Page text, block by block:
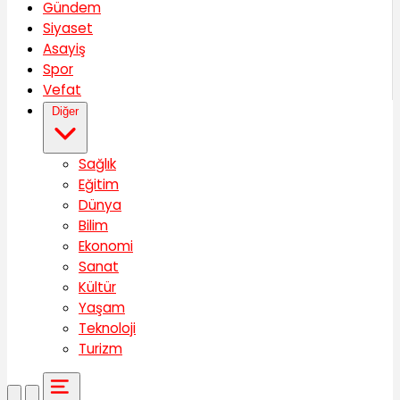
Gündem
Siyaset
Asayiş
Spor
Vefat
Diğer
Sağlık
Eğitim
Dünya
Bilim
Ekonomi
Sanat
Kültür
Yaşam
Teknoloji
Turizm